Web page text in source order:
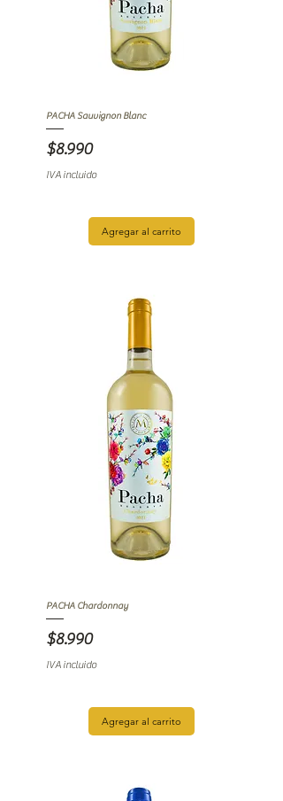
PACHA Sauvignon Blanc
Precio
$8.990
IVA incluido
Agregar al carrito
PACHA Chardonnay
Precio
$8.990
IVA incluido
Agregar al carrito